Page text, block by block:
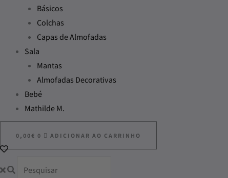
Básicos
Colchas
Capas de Almofadas
Sala
Mantas
Almofadas Decorativas
Bebé
Mathilde M.
0,00€ 0 ADICIONAR AO CARRINHO